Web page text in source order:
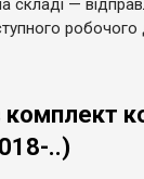
складі —
робочого
..)